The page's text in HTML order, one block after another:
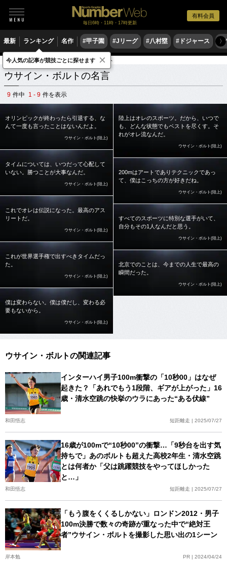
有料会員
毎日6時・11時・17時更新
最新 ランキング 名作 #甲子園 #Jリーグ #八村塁 #ドジャース #
〉
スポーツ名言集 ウ ウサイン・ボルト
ウサイン・ボルトの名言
9 件中 1 - 9 件を表示
オリンピックが終わったら引退する、な
んて一度も言ったことはないんだよ。
ウサイン・ボルト(陸上)
陸上はオレのスポーツ。だから、いつで
も、どんな状態でもベストを尽くす。そ
れがオレ流なんだ。
ウサイン・ボルト(陸上)
タイムについては、いつだって心配して
いない。勝つことが大事なんだ。
ウサイン・ボルト(陸上)
200mはアートでありテクニックであっ
て、僕はこっちの方が好きだね。
ウサイン・ボルト(陸上)
これでオレは伝説になった。最高のアス
リートだ。
ウサイン・ボルト(陸上)
すべてのスポーツに特別な選手がいて、
自分もその1人なんだと思う。
ウサイン・ボルト(陸上)
これが世界選手権で出すべきタイムだっ
た。
ウサイン・ボルト(陸上)
北京でのことは、今までの人生で最高の
瞬間だった。
ウサイン・ボルト(陸上)
僕は変わらない。僕は僕だし、変わる必
要もないから。
ウサイン・ボルト(陸上)
ウサイン・ボルトの関連記事
インターハイ男子100m衝撃の「10秒00」はなぜ
起きた？「あれでもう1段階、ギアが上がった」16
歳・清水空跳の快挙のウラにあった“ある伏線”
和田悟志 短距離走 | 2025/07/27
16歳が100mで“10秒00”の衝撃…「9秒台を出す気
持ちで」あのボルトも超えた高校2年生・清水空跳
とは何者か「父は跳躍競技をやってほしかった
と…」
和田悟志 短距離走 | 2025/07/27
「もう腹をくくるしかない」ロンドン2012・男子
100m決勝で数々の奇跡が重なった中で“絶対王
者”ウサイン・ボルトを撮影した思い出の1シーン
岸本勉 PR | 2024/04/24
今人気の記事が競技ごとに探せます ×